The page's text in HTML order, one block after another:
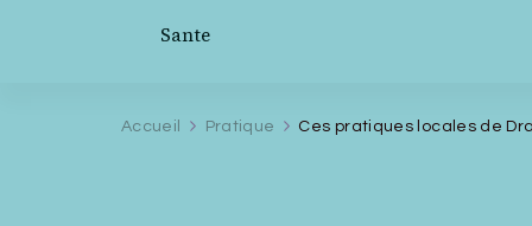
Sante
Accueil Pratique Ces pratiques locales de